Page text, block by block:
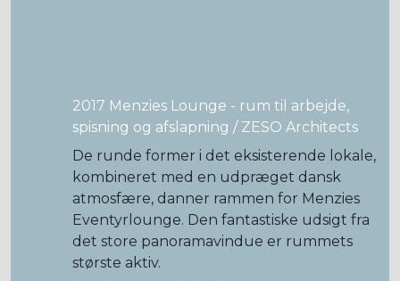
2017 Menzies Lounge - rum til arbejde,
spisning og afslapning / ZESO Architects
De runde former i det eksisterende lokale,
kombineret med en udpræget dansk
atmosfære, danner rammen for Menzies
Eventyrlounge. Den fantastiske udsigt fra
det store panoramavindue er rummets
største aktiv.